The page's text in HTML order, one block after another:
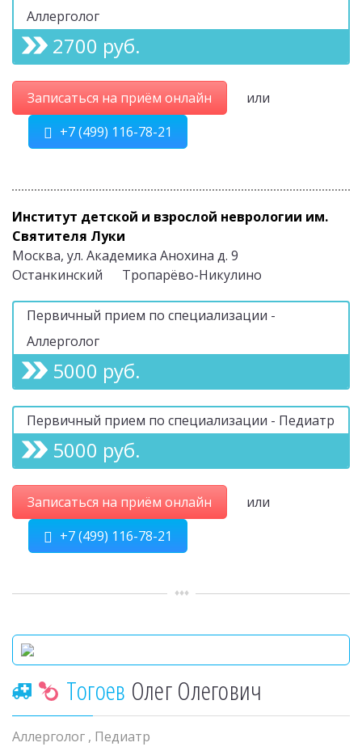
Аллерголог
2700 руб.
Записаться на приём онлайн
или
+7 (499) 116-78-21
Институт детской и взрослой неврологии им.
Святителя Луки
Москва, ул. Академика Анохина д. 9
Останкинский
Тропарёво-Никулино
Первичный прием по специализации -
Аллерголог
5000 руб.
Первичный прием по специализации - Педиатр
5000 руб.
Записаться на приём онлайн
или
+7 (499) 116-78-21
Тогоев Олег Олегович
Аллерголог , Педиатр